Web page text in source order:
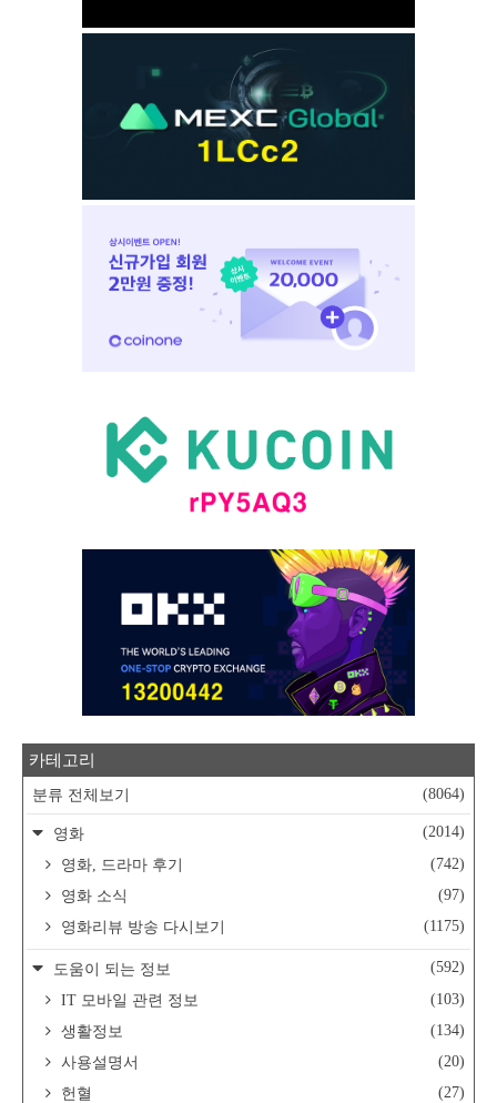
카테고리
분류 전체보기 (8064)
영화
(2014)
영화, 드라마 후기
(742)
영화 소식
(97)
영화리뷰 방송 다시보기
(1175)
도움이 되는 정보
(592)
IT 모바일 관련 정보
(103)
생활정보
(134)
사용설명서
(20)
헌혈
(27)